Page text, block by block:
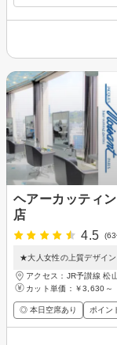
ヘアーカッティ
店
4.5
(63
★大人女性の上質デザイ
アクセス：JR予讃線 松
カット単価： ￥3,630～
◎ 本日空席あり ポイン